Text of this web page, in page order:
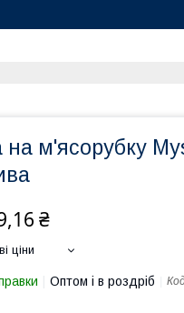
на м'ясорубку
₴
ціни
Оптом і в роздріб